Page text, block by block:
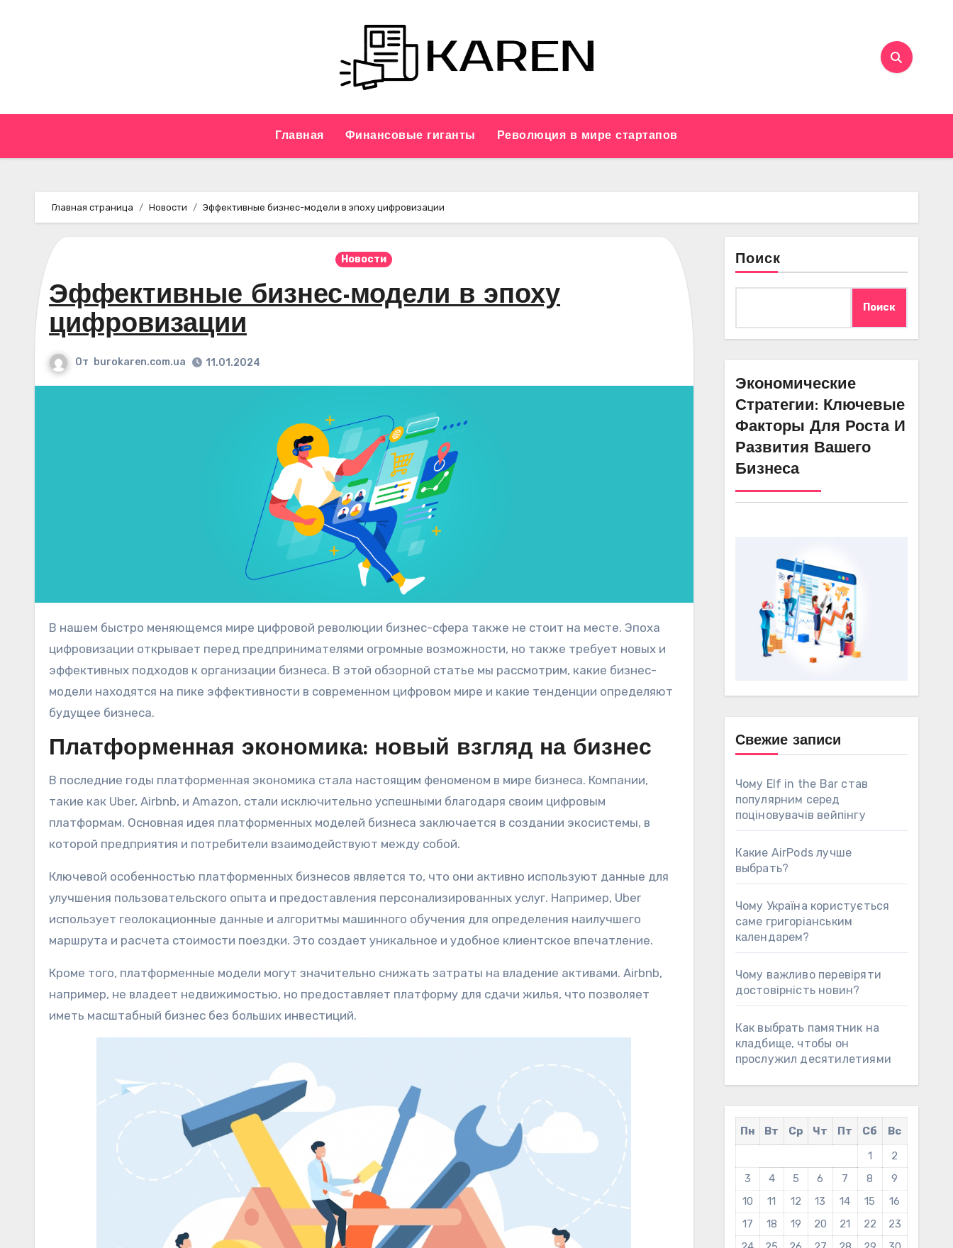
Главная Финансовые гиганты Революция в мире стартапов
Главная страница Новости Эффективные бизнес-модели в эпоху цифровизации
Новости
Эффективные бизнес-модели в эпоху
цифровизации
От burokaren.com.ua 11.01.2024
В нашем быстро меняющемся мире цифровой революции бизнес-сфера также не стоит на месте. Эпоха
цифровизации открывает перед предпринимателями огромные возможности, но также требует новых и
эффективных подходов к организации бизнеса. В этой обзорной статье мы рассмотрим, какие бизнес-
модели находятся на пике эффективности в современном цифровом мире и какие тенденции определяют
будущее бизнеса.
Платформенная экономика: новый взгляд на бизнес
В последние годы платформенная экономика стала настоящим феноменом в мире бизнеса. Компании,
такие как Uber, Airbnb, и Amazon, стали исключительно успешными благодаря своим цифровым
платформам. Основная идея платформенных моделей бизнеса заключается в создании экосистемы, в
которой предприятия и потребители взаимодействуют между собой.
Ключевой особенностью платформенных бизнесов является то, что они активно используют данные для
улучшения пользовательского опыта и предоставления персонализированных услуг. Например, Uber
использует геолокационные данные и алгоритмы машинного обучения для определения наилучшего
маршрута и расчета стоимости поездки. Это создает уникальное и удобное клиентское впечатление.
Кроме того, платформенные модели могут значительно снижать затраты на владение активами. Airbnb,
например, не владеет недвижимостью, но предоставляет платформу для сдачи жилья, что позволяет
иметь масштабный бизнес без больших инвестиций.
Поиск
Поиск
Экономические
Стратегии: Ключевые
Факторы Для Роста И
Развития Вашего
Бизнеса
Свежие записи
Чому Elf in the Bar став
популярним серед
поціновувачів вейпінгу
Какие AirPods лучше
выбрать?
Чому Україна користується
саме григоріанським
календарем?
Чому важливо перевіряти
достовірність новин?
Как выбрать памятник на
кладбище, чтобы он
прослужил десятилетиями
Пн Вт Ср Чт Пт Сб
Вс
1
2
3
4 5 6 7 8
9
10
11 12 13 14 15
16
17
18 19 20 21 22
23